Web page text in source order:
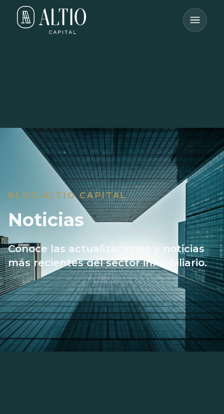
BLOG ALTIO CAPITAL
Noticias
Conoce las actualizaciones y noticias
más recientes del sector inmobiliario.